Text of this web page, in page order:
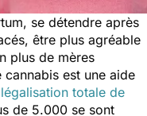
se détendre après
être plus agréable
plus de mères
est une aide
totale de
de 5.000 se sont